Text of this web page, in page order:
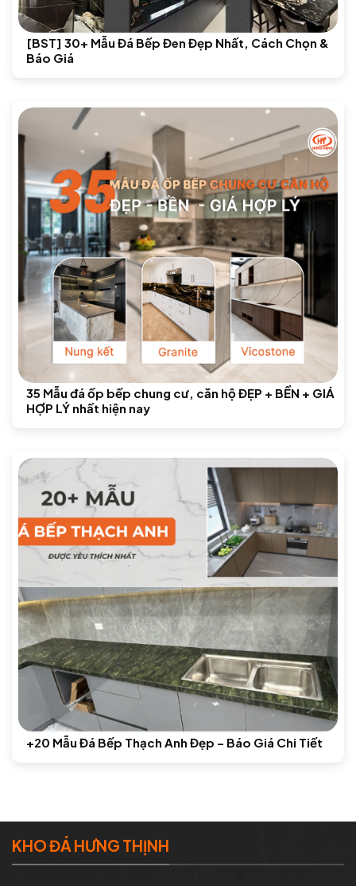
[BST] 30+ Mẫu Đá Bếp Đen Đẹp Nhất, Cách Chọn &
Báo Giá
35 Mẫu đá ốp bếp chung cư, căn hộ ĐẸP + BỀN + GIÁ
HỢP LÝ nhất hiện nay
+20 Mẫu Đá Bếp Thạch Anh Đẹp – Báo Giá Chi Tiết
KHO ĐÁ HƯNG THỊNH